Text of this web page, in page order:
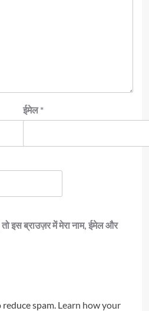
ईमेल*
इस ब्राउज़र में मेरा नाम, ईमेल और
spam. Learn how your